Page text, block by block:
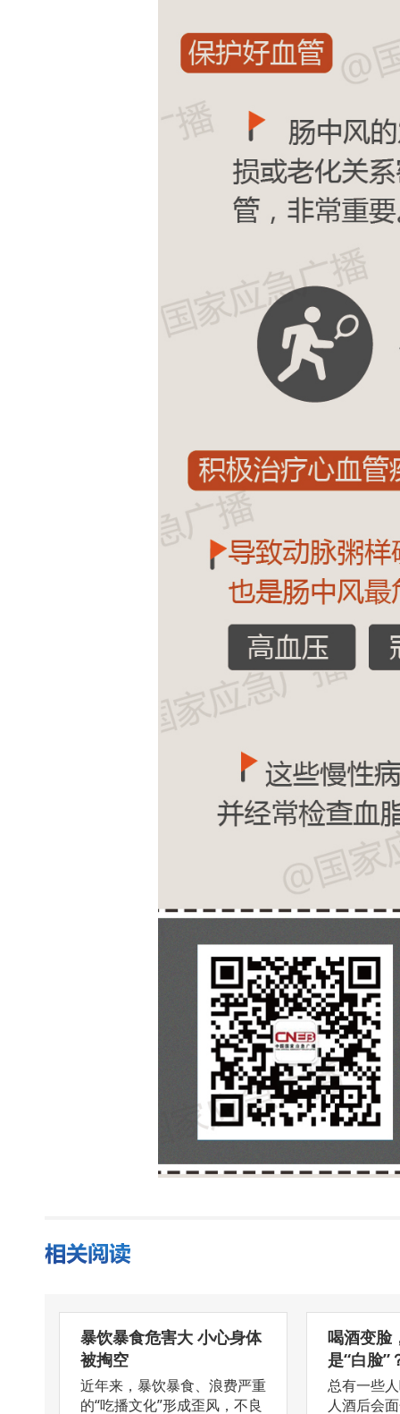
暴饮暴食危害大 小心身体
被掏空
近年来，暴饮暴食、浪费严重
的“吃播文化”形成歪风，不良
喝酒变脸
是“白脸”
总有一些
人酒后会